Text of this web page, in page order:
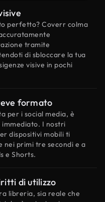
perfetto? Coverr colma
tramite
di sbloccare la tua
visive in pochi
formato
per i social media, è
I nostri
dispositivi mobili ti
nei primi tre secondi e a
e Shorts.
di utilizzo
libreria, sia reale che